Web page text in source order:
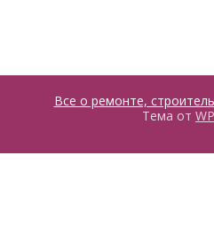
Все о ремонте,
Тема от